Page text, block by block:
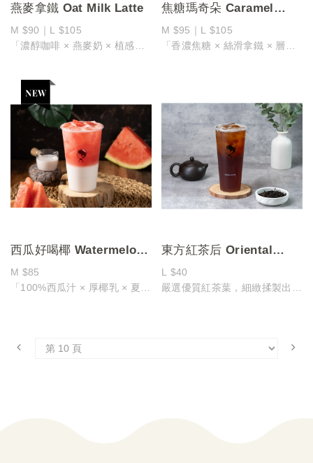
燕麥拿鐵 Oat Milk Latte
M $90｜L $105
「濃醇咖啡 × 燕麥奶 × 植感清
交織
口感輕盈不膩，回甘悠長，適合
喜愛植物奶的風味愛好者
不論是熱飲還是冰飲，都輕盈的
呈現出咖啡的深邃與燕麥的純淨
自然
焦糖瑪奇朵 Caramel
Macchiato
M $95｜L $105
「香濃焦糖 × 絲滑拿鐵 × 層次
入口時，焦糖的香甜在舌尖綻
放，隨之而來的是拿鐵的絲滑與
咖啡的微苦
交織出溫潤平衡的獨特風味，綿
密奶泡與焦糖醬的交錯，讓每一
口都充滿驚喜
不論冰飲或熱飲，都能感受香甜
西瓜好喝椰 Watermelon
Coconut Milk
M $85
「100%西瓜汁 × 厚椰乳 × 夏日
100%純西瓜汁，搭配厚椰乳的
東方紅茶后 Oriental
Black Tea
L $40
嚴選優質紅茶葉，細緻揉製出圓
是一款適合細細品味、溫潤陪伴